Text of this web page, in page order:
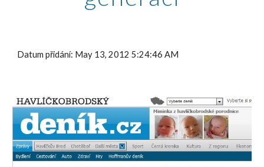
Datum přidání: May 13, 2012 5:24:46 AM